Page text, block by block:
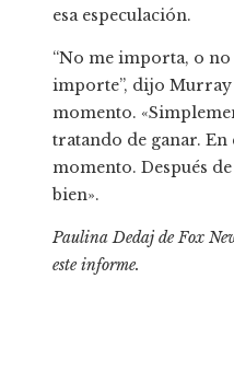
esa especulación.
“No me importa, o no
importe”, dijo Murray
momento.
tratando de ganar. En
momento. Después de
bien».
Paulina Dedaj de Fox
este informe.